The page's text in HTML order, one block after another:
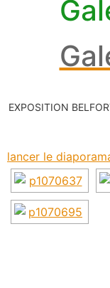
EXPOSITION
lancer le